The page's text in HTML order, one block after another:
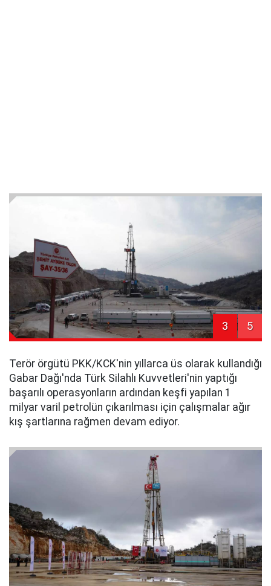
3 5
Terör örgütü PKK/KCK'nin yıllarca üs olarak kullandığı
Gabar Dağı'nda Türk Silahlı Kuvvetleri'nin yaptığı
başarılı operasyonların ardından keşfi yapılan 1
milyar varil petrolün çıkarılması için çalışmalar ağır
kış şartlarına rağmen devam ediyor.